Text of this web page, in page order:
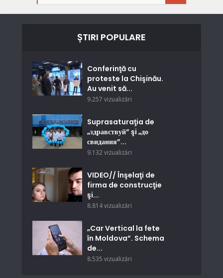
ȘTIRI POPULARE
Conferinţă cu
proteste la Chişinău.
Au venit să...
9.257 vizualizări
Suprasaturaţia de
„здравствуй” şi „до
свидания”...
9.132 vizualizări
VIDEO// Înşelaţi de
firma de construcţie
şi...
8.814 vizualizări
„Car Vertical la fete
în Moldova”. Schema
de...
8.535 vizualizări